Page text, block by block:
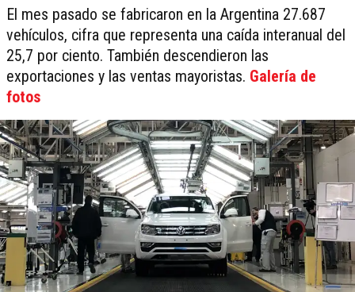
El mes pasado se fabricaron en la Argentina 27.687
vehículos, cifra que representa una caída interanual del
25,7 por ciento. También descendieron las
exportaciones y las ventas mayoristas. Galería de
fotos